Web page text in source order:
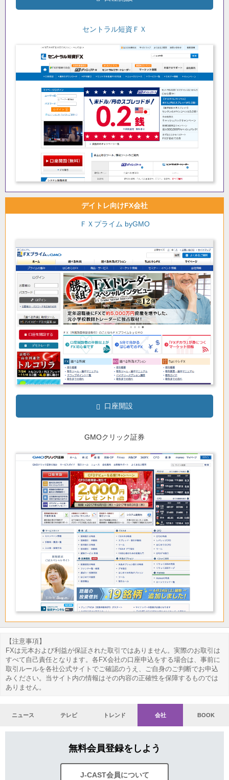
セントラル短資ＦＸ
デイトレ向けFX会社
ＦＸプライム byGMO
口座開設
GMOクリック証券
【注意事項】
FXは元本および利益が保証された取引ではありません。実際のお取引は
すべて自己責任となります。各FX会社の口座申込をする場合は、事前に
取引ルールを各社公式サイトでご確認のうえ、ご自身のご判断でお申込
みください。当サイト内の情報はその内容の正確性を保障するものでは
ありません。
ニュース テレビ トレンド 会社 BOOK
無料会員登録をしよう
J-CAST会員について